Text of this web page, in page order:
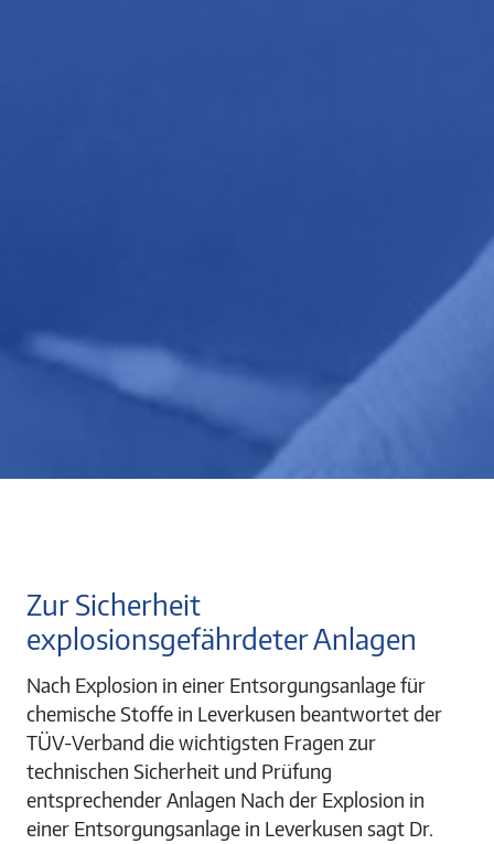
Zur Sicherheit
explosionsgefährdeter Anlagen
Nach Explosion in einer Entsorgungsanlage für
chemische Stoffe in Leverkusen beantwortet der
TÜV-Verband die wichtigsten Fragen zur
technischen Sicherheit und Prüfung
entsprechender Anlagen Nach der Explosion in
einer Entsorgungsanlage in Leverkusen sagt Dr.